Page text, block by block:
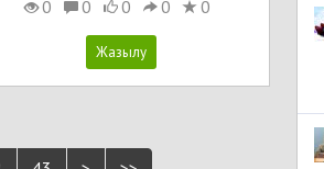
0
0 0 0 0